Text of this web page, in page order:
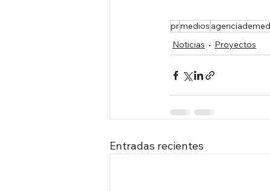
prmedios
Noticias
Proyectos
Entradas recientes